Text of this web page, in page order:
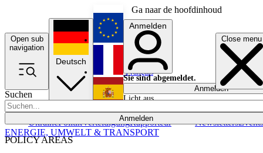
Ga naar de hoofdinhoud
Open sub
navigation
Close menu
Suchen
Anmelden
POLICY AREAS
UkrainePolitikVerteidigungRapporteur NewslettersEvents
Deutsch
English
Français
Anmelden
Sie sind abgemeldet.
Anmelden
Licht aus
ENERGIE, UMWELT & TRANSPORT